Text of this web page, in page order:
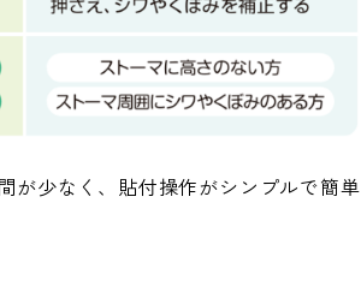
が少なく、貼付操作がシンプルで簡単